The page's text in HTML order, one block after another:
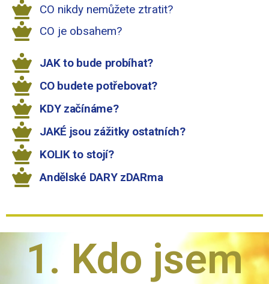
CO nikdy nemůžete ztratit?
CO je obsahem?
JAK to bude probíhat?
CO budete potřebovat?
KDY začínáme?
JAKÉ jsou zážitky ostatních?
KOLIK to stojí?
Andělské DARY zDARma
1. Kdo jsem